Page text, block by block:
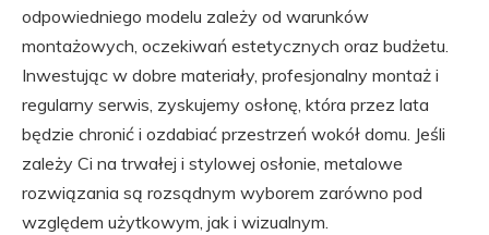
odpowiedniego modelu zależy od warunków
montażowych, oczekiwań estetycznych oraz budżetu.
Inwestując w dobre materiały, profesjonalny montaż i
regularny serwis, zyskujemy osłonę, która przez lata
będzie chronić i ozdabiać przestrzeń wokół domu. Jeśli
zależy Ci na trwałej i stylowej osłonie, metalowe
rozwiązania są rozsądnym wyborem zarówno pod
względem użytkowym, jak i wizualnym.